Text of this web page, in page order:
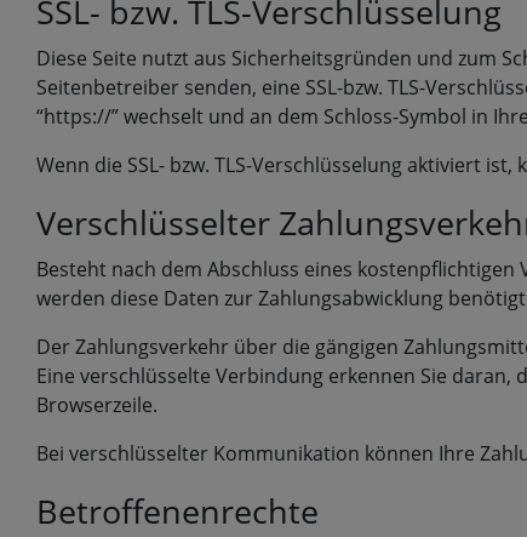
SSL- bzw. TLS-Verschlüsselung
Diese Seite nutzt aus Sicherheitsgründen und zum
Seitenbetreiber senden, eine SSL-bzw. TLS-
“https://” wechselt und an dem Schloss-Symbol in
Wenn die SSL- bzw. TLS-Verschlüsselung aktiviert
Verschlüsselter
Besteht nach dem Abschluss eines
werden diese Daten zur Zahlungsabwicklung
Der Zahlungsverkehr über die gängigen
Eine verschlüsselte Verbindung erkennen Sie daran,
Browserzeile.
Bei verschlüsselter Kommunikation können Ihre
Betroffenenrechte